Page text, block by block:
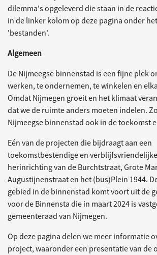
dilemma's opgeleverd die staan in de
in de linker kolom op deze pagina onder
'bestanden'.
Algemeen
De Nijmeegse binnenstad is een fijne plek
werken, te ondernemen, te winkelen en
Omdat Nijmegen groeit en het klimaat
dat we de ruimte anders moeten indelen.
Nijmeegse binnenstad ook in de toekomst
Eén van de projecten die bijdraagt aan een
toekomstbestendige en
herinrichting van de Burchtstraat, Grote
Augustijnenstraat en het (bus)Plein 1944.
gebied in de binnenstad komt voort uit de
voor de Binnensta die in maart 2024 is
gemeenteraad van Nijmegen.
Op deze pagina delen we meer informatie
project, waaronder een presentatie van de